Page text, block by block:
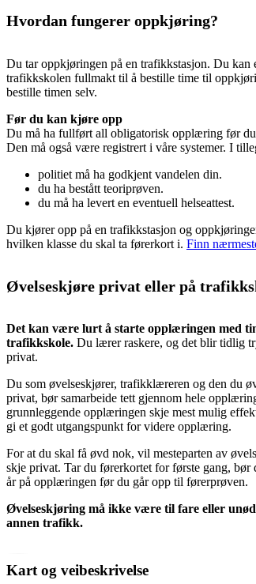
Hvordan fungerer oppkjøring?
Du tar oppkjøringen på en trafikkstasjon. Du kan
trafikkskolen fullmakt til å bestille time til
bestille timen selv.
Før du kan kjøre opp
Du må ha fullført all obligatorisk opplæring før
Den må også være registrert i våre systemer. I
politiet må ha godkjent vandelen din.
du ha bestått teoriprøven.
du må ha levert en eventuell helseattest.
Du kjører opp på en trafikkstasjon og
hvilken klasse du skal ta førerkort i. Finn
Øvelseskjøre privat eller på
Det kan være lurt å starte opplæringen med
trafikkskole. Du lærer raskere, og det blir tidlig
privat.
Du som øvelseskjører, trafikklæreren og den du
privat, bør samarbeide tett gjennom hele
grunnleggende opplæringen skje mest mulig
gi et godt utgangspunkt for videre opplæring.
For at du skal få øvd nok, vil mesteparten av
skje privat. Tar du førerkortet for første gang, bør
år på opplæringen før du går opp til førerprøven.
Øvelseskjøring må ikke være til fare eller
annen trafikk.
Kart og veibeskrivelse